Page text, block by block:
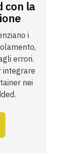
con la
i
errori.
integrare
nei